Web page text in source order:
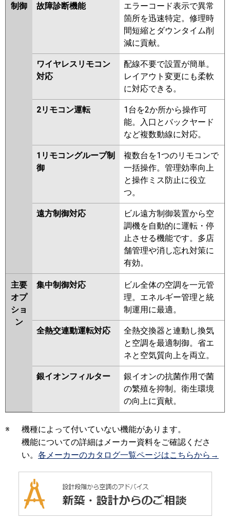
制御 故障診断機能
エラーコード表示で異常
箇所を迅速特定。修理時
間短縮とダウンタイム削
減に貢献。
ワイヤレスリモコン
対応
配線不要で設置が簡単。
レイアウト変更にも柔軟
に対応できる。
2リモコン運転
1台を2か所から操作可
能。入口とバックヤード
など複数動線に対応。
1リモコングループ制
御
複数台を1つのリモコンで
一括操作。管理効率向上
と操作ミス防止に役立
つ。
遠方制御対応
ビル遠方制御装置から空
調機を自動的に運転・停
止させる機能です。多店
舗管理や消し忘れ対策に
有効。
主要
オプ
ショ
ン
集中制御対応
ビル全体の空調を一元管
理。エネルギー管理と統
制運用に最適。
全熱交連動運転対応
全熱交換器と連動し換気
と空調を最適制御。省エ
ネと空気質向上を両立。
銀イオンフィルター
銀イオンの抗菌作用で菌
の繁殖を抑制。衛生環境
の向上に貢献。
※
機種によって付いていない機能があります。
機能についての詳細はメーカー資料をご確認くださ
い。 各メーカーのカタログ一覧ページはこちらから→